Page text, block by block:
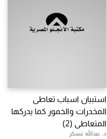
استبيان اسباب تعاطى
المخدرات والخمور كما يدركها
المتعاطى (2)
د. عبدالله عسكر